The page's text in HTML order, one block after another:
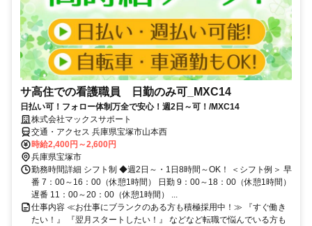
サ高住での看護職員 日勤のみ可_MXC14
日払い可！フォロー体制万全で安心！週2日～可！/MXC14
株式会社マックスサポート
交通・アクセス 兵庫県宝塚市山本西
時給2,400円～2,600円
兵庫県宝塚市
勤務時間詳細 シフト制 ◆週2日～・1日8時間～OK！ ＜シフト例＞ 早
番 7：00～16：00（休憩1時間） 日勤 9：00～18：00（休憩1時間）
遅番 11：00～20：00（休憩1時間） ...
仕事内容 ≪お仕事にブランクのある方も積極採用中！≫ 『すぐ働き
たい！』 『翌月スタートしたい！』 などなど転職で悩んでいる方も